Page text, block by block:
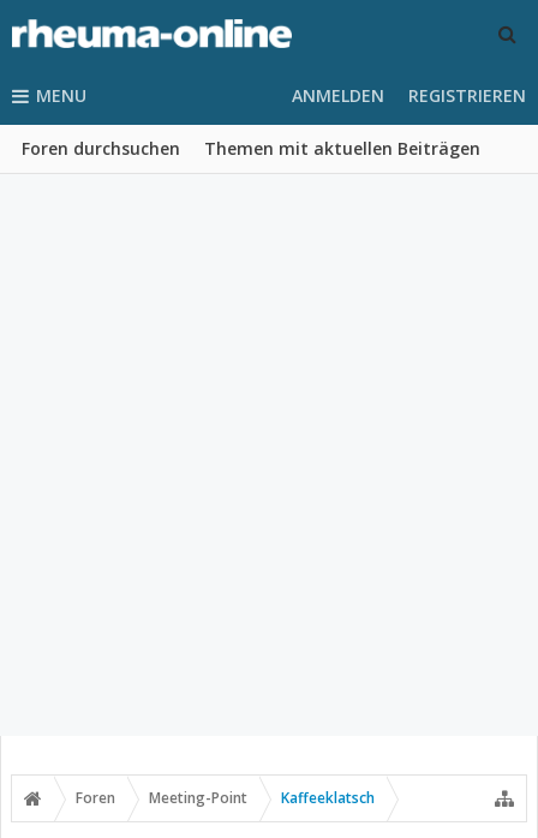
MENU
Foren durchsuchen Themen mit aktuellen Beiträgen
ANMELDEN REGISTRIEREN
Foren Meeting-Point Kaffeeklatsch